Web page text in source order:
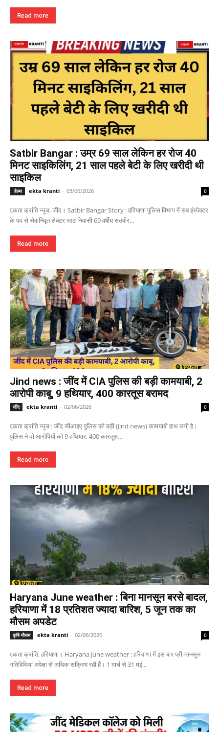
Read more
Satbir Bangar : उम्र 69 साल लेकिन हर रोज 40
मिनट साइकिलिंग, 21 साल पहले बेटी के लिए खरीदी थी
साइकिल
हेल्थ ekta kranti - 03/06/2026 0
एकता क्रांति न्यूज, जींद। Satbir Bangar Story : हरियाणा पुलिस विभाग में सब इंस्पेक्टर
के पद से सेवानिवृत सेक्टर आठ निवासी 69 वर्षीय सतबीर...
Read more
Jind news : जींद में CIA पुलिस की बड़ी कामयाबी, 2
आरोपी काबू, 9 हथियार, 400 कारतूस बरामद
जींद ekta kranti - 02/06/2026 0
एकता क्रांति न्यूज : जींद सीआइए पुलिस को बड़ी (Jind news) कामयाबी हाथ लगी है।
पुलिस ने दो आरोपियों को 9 हथियार, 400 कारतूस...
Read more
Haryana June weather : बिना मानसून बरसे बादल,
हरियाणा में 18 प्रतिशत ज्यादा बारिश, 5 जून तक का
मौसम अपडेट
कृषि मौसम ekta kranti - 02/06/2026 0
एकता क्रांति, हरियाणा। Haryana June weather : हरियाणा में इस बार प्री-मानसून
गतिविधियां अपेक्षा से अधिक सक्रिय रही हैं। 1 मार्च से 31 मई...
Read more